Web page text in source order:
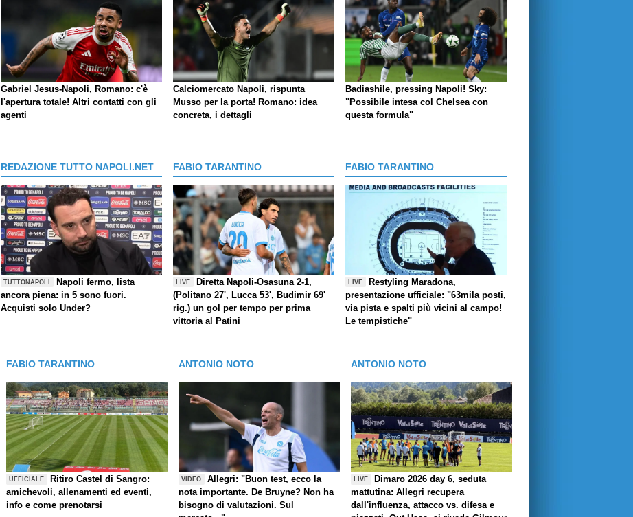
Gabriel Jesus-Napoli, Romano: c'è
l'apertura totale! Altri contatti con gli
agenti
Calciomercato Napoli, rispunta
Musso per la porta! Romano: idea
concreta, i dettagli
Badiashile, pressing Napoli! Sky:
"Possibile intesa col Chelsea con
questa formula"
REDAZIONE TUTTO NAPOLI.NET
TUTTONAPOLI
Napoli fermo, lista
ancora piena: in 5 sono fuori.
Acquisti solo Under?
FABIO TARANTINO
LIVE
Diretta Napoli-Osasuna 2-1,
(Politano 27', Lucca 53', Budimir 69'
rig.) un gol per tempo per prima
vittoria al Patini
FABIO TARANTINO
LIVE
Restyling Maradona,
presentazione ufficiale: "63mila posti,
via pista e spalti più vicini al campo!
Le tempistiche"
FABIO TARANTINO
UFFICIALE
Ritiro Castel di Sangro:
amichevoli, allenamenti ed eventi,
info e come prenotarsi
ANTONIO NOTO
VIDEO
Allegri: "Buon test, ecco la
nota importante. De Bruyne? Non ha
bisogno di valutazioni. Sul
ANTONIO NOTO
LIVE
Dimaro 2026 day 6, seduta
mattutina: Allegri recupera
dall'influenza, attacco vs. difesa e